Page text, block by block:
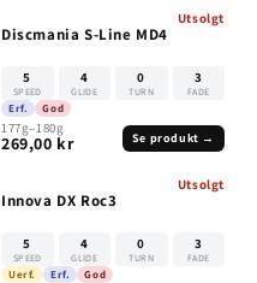
UTSOLGT
Utsolgt
Discmania S-Line MD4
5
SPEED
4
GLIDE
0
TURN
3
FADE
Erf. God
177g–180g
269,00 kr Se produkt →
UTSOLGT
Utsolgt
Innova DX Roc3
5
SPEED
4
GLIDE
0
TURN
3
FADE
Uerf. Erf. God